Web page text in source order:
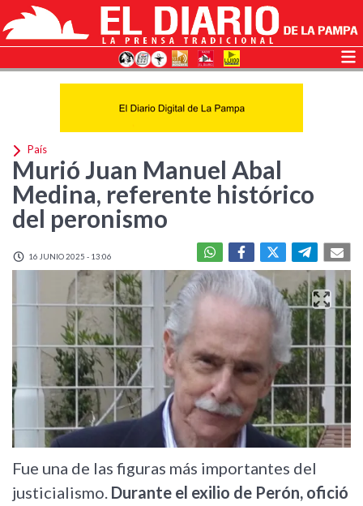
País
Murió Juan Manuel Abal
Medina, referente histórico
del peronismo
16 JUNIO 2025 - 13:06
Fue una de las figuras más importantes del
justicialismo. Durante el exilio de Perón, ofició